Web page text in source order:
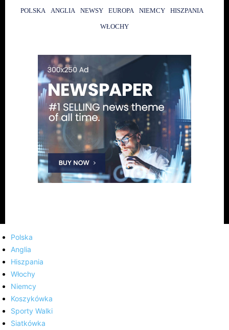
POLSKA ANGLIA NEWSY EUROPA NIEMCY HISZPANIA
WŁOCHY
Polska
Anglia
Hiszpania
Włochy
Niemcy
Koszykówka
Sporty Walki
Siatkówka